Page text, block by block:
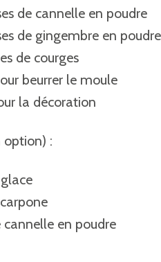
de cannelle en poudre
de gingembre en poudre
de courges
beurrer le moule
la décoration
option) :
en poudre